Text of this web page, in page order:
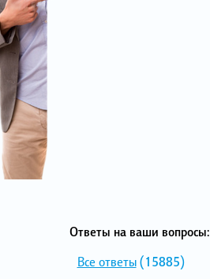
Ответы на ваши вопросы:
Все ответы(15885)